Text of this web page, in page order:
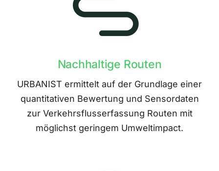
Nachhaltige Routen
URBANIST ermittelt auf der Grundlage einer
quantitativen Bewertung und Sensordaten
zur Verkehrsflusserfassung Routen mit
möglichst geringem Umweltimpact.